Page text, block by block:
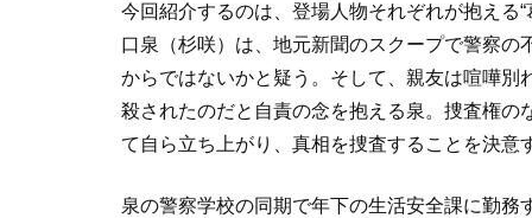
今回紹介するのは、登場人物それぞれが抱える
⼝泉（杉咲）は、地元新聞のスクープで警察
からではないかと疑う。そして、親友は喧嘩
殺されたのだと自責の念を抱える泉。捜査権
て自ら立ち上がり、真相を捜査することを決意
泉の警察学校の同期で年下の生活安全課に勤